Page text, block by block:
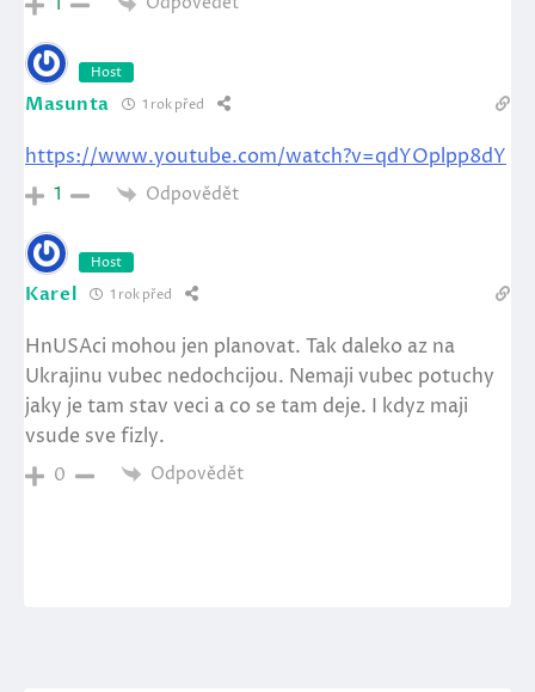
Host
Masunta 1 rok před
https://www.youtube.com/watch?v=qdYOplpp8dY
1 Odpovědět
Host
Karel 1 rok před
HnUSAci mohou jen planovat. Tak daleko az na
Ukrajinu vubec nedochcijou. Nemaji vubec potuchy
jaky je tam stav veci a co se tam deje. I kdyz maji
vsude sve fizly.
0 Odpovědět